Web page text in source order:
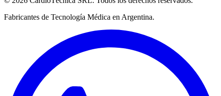
Fabricantes de Tecnología Médica en Argentina.